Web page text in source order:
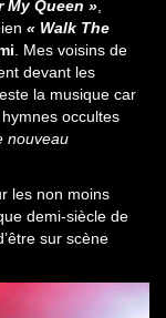
My Queen »
ien « Walk The
. Mes voisins de
devant les
la musique car
occultes
nouveau
les non moins
demi-siècle de
sur scène